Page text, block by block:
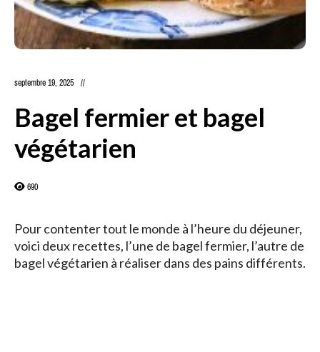
septembre 19, 2025
Bagel fermier et bagel
végétarien
690
Pour contenter tout le monde à l’heure du déjeuner,
voici deux recettes, l’une de bagel fermier, l’autre de
bagel végétarien à réaliser dans des pains différents.